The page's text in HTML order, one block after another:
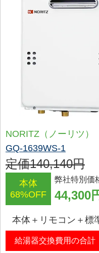
NORITZ（ノーリツ）
GQ-1639WS-1
定価140,140円
本体
68%OFF
弊社特別価
44,300
本体＋リモコン＋標
給湯器交換費用の合計